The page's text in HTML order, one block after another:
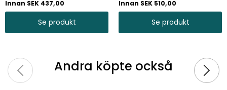
Innan SEK 437,00
Se produkt
Innan SEK 510,00
Se produkt
Andra köpte också